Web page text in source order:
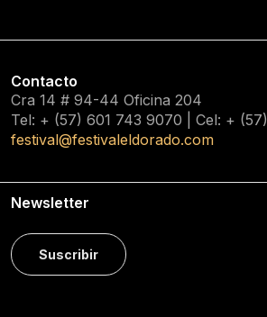
Contacto
Cra 14 # 94-44 Oficina 204
Tel: + (57) 601 743 9070 | Cel: + (57)
festival@festivaleldorado.com
Newsletter
Suscribir